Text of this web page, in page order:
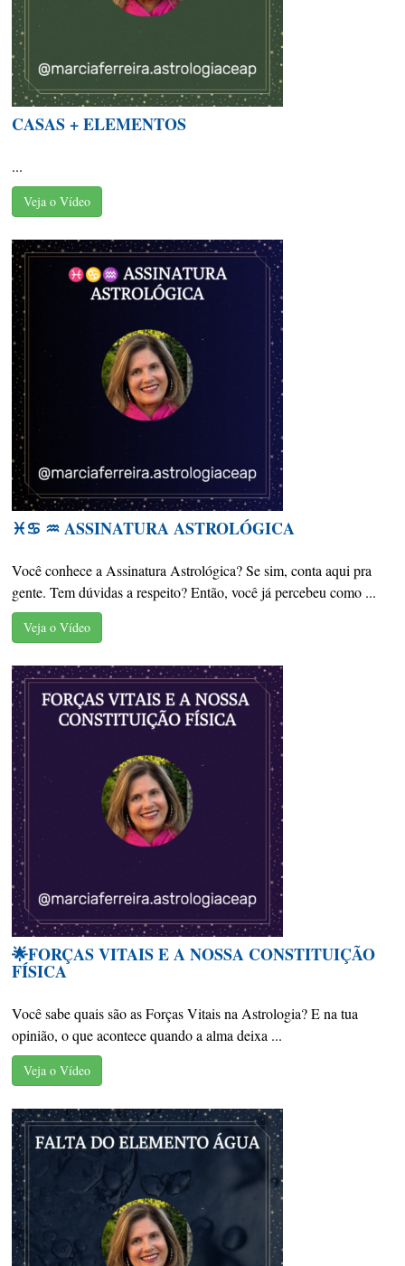
CASAS + ELEMENTOS
...
Veja o Vídeo
♓️♋️ ♒️ ASSINATURA ASTROLÓGICA
Você conhece a Assinatura Astrológica? Se sim, conta aqui pra
gente. Tem dúvidas a respeito? Então, você já percebeu como ...
Veja o Vídeo
🌟FORÇAS VITAIS E A NOSSA CONSTITUIÇÃO
FÍSICA
Você sabe quais são as Forças Vitais na Astrologia? E na tua
opinião, o que acontece quando a alma deixa ...
Veja o Vídeo